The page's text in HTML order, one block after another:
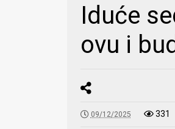
Iduće
ovu i
09/12/2025 331